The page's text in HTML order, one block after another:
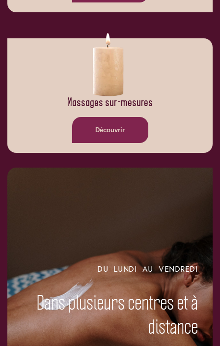
Massages sur-mesures
Découvrir
DU LUNDI AU VENDREDI
Dans plusieurs centres et à
distance